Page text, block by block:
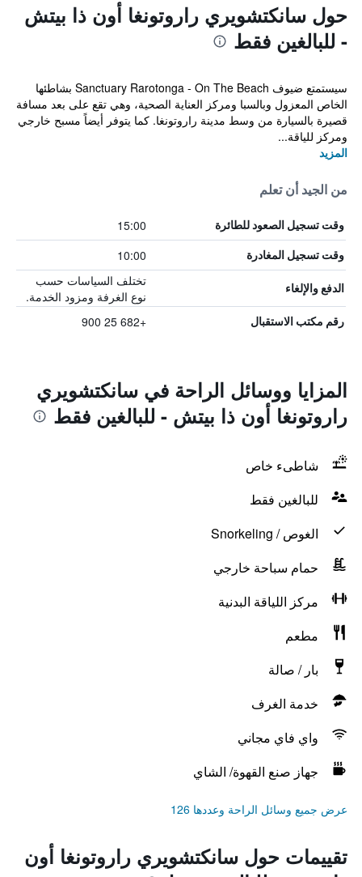
حول سانكتشويري راروتونغا أون ذا بيتش
- للبالغين فقط
سيستمتع ضيوف Sanctuary Rarotonga - On The Beach بشاطئها
الخاص المعزول وبالسبا ومركز العناية الصحية، وهي تقع على بعد مسافة
قصيرة بالسيارة من وسط مدينة راروتونغا. كما يتوفر أيضاً مسبح خارجي
ومركز للياقة...
المزيد
من الجيد أن تعلم
وقت تسجيل الصعود للطائرة 15:00
وقت تسجيل المغادرة 10:00
الدفع والإلغاء
تختلف السياسات حسب
نوع الغرفة ومزود الخدمة.
رقم مكتب الاستقبال +682 25 900
المزايا ووسائل الراحة في سانكتشويري
راروتونغا أون ذا بيتش - للبالغين فقط
شاطىء خاص
للبالغين فقط
الغوص / Snorkeling
حمام سباحة خارجي
مركز اللياقة البدنية
مطعم
بار / صالة
خدمة الغرف
واي فاي مجاني
جهاز صنع القهوة/ الشاي
عرض جميع وسائل الراحة وعددها 126
تقييمات حول سانكتشويري راروتونغا أون